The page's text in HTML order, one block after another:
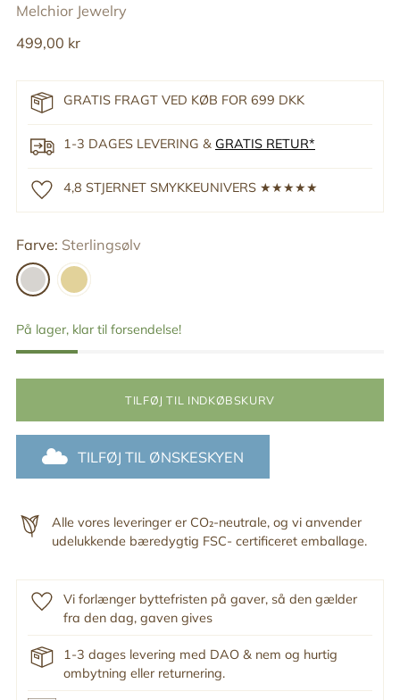
Melchior Jewelry
Reguler
499,00 kr
GRATIS FRAGT VED KØB FOR 699 DKK
1-3 DAGES LEVERING & GRATIS RETUR*
4,8 STJERNET SMYKKEUNIVERS ★★★★★
Farve: Sterlingsølv
På lager, klar til forsendelse!
TILFØJ TIL INDKØBSKURV
TILFØJ TIL ØNSKESKYEN
Alle vores leveringer er CO₂-neutrale, og vi anvender
udelukkende bæredygtig FSC- certificeret emballage.
Vi forlænger byttefristen på gaver, så den gælder
fra den dag, gaven gives
1-3 dages levering med DAO & nem og hurtig
ombytning eller returnering.